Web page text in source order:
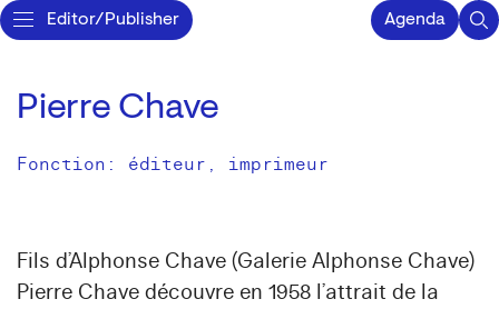
Editor/Publisher Agenda
Pierre Chave
Fonction: éditeur, imprimeur
Fils d’Alphonse Chave (Galerie Alphonse Chave)
Pierre Chave découvre en 1958 l’attrait de la